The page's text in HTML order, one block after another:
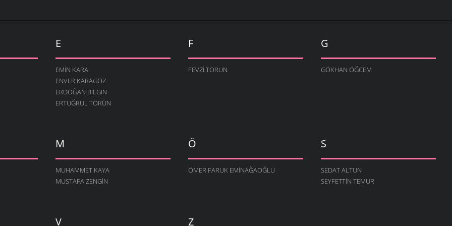
E
EMIN KARA
ENVER KARAGÖZ
ERDOĞAN BILGIN
ERTUĞRUL TÖRÜN
F
FEVZI TORUN
G
GÖKHAN ÖĞCEM
M
MUHAMMET KAYA
MUSTAFA ZENGIN
Ö
ÖMER FARUK EMINAĞAOĞLU
S
SEDAT ALTUN
SEYFETTIN TEMUR
V Z